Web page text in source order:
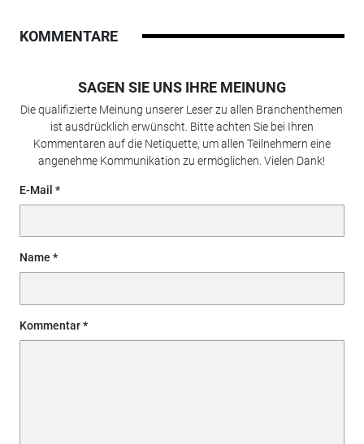
KOMMENTARE
SAGEN SIE UNS IHRE MEINUNG
Die qualifizierte Meinung unserer Leser zu allen Branchenthemen
ist ausdrücklich erwünscht. Bitte achten Sie bei Ihren
Kommentaren auf die Netiquette, um allen Teilnehmern eine
angenehme Kommunikation zu ermöglichen. Vielen Dank!
E-Mail
Name
Kommentar